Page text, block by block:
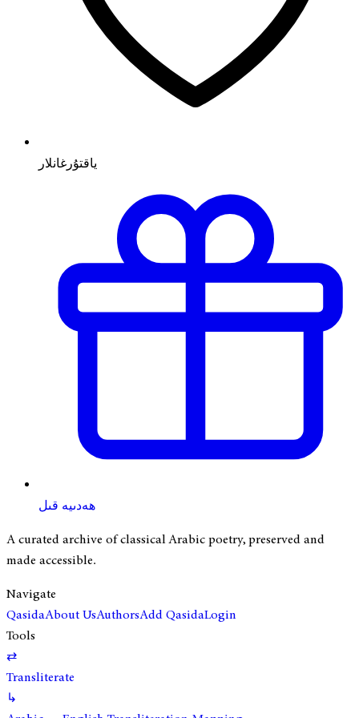
ياقتۇرغانلار
ھەدىيە قىل
A curated archive of classical Arabic poetry, preserved and
made accessible.
Navigate
QasidaAbout UsAuthorsAdd QasidaLogin
Tools
⇄
Transliterate
↳